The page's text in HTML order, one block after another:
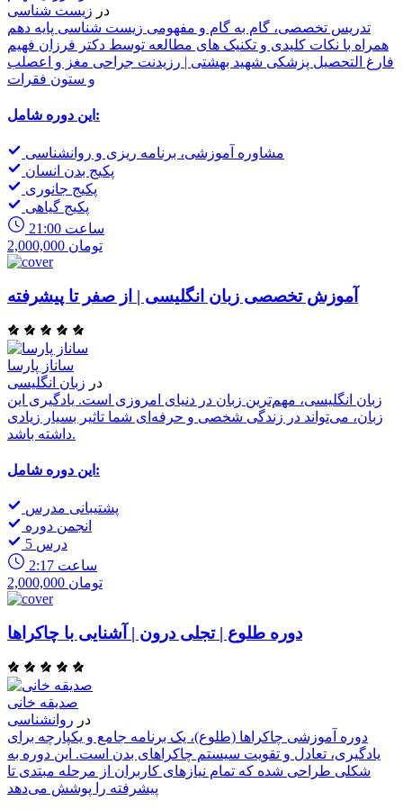
در زیست شناسی
تدریس تخصصی، گام به گام و مفهومی زیست شناسی پایه دهم
همراه با نکات کلیدی و تکنیک های مطالعه توسط دکتر فرزان فهیم
فارغ التحصیل پزشکی شهید بهشتی | رزیدنت جراحی مغز و اعصلب
و ستون فقرات
این دوره شامل:
مشاوره آموزشی، برنامه ریزی و روانشناسی
پکیج بدن انسان
پکیج جانوری
پکیج گیاهی
21:00 ساعت
2,000,000 تومان
آموزش تخصصی زبان انگلیسی | از صفر تا پیشرفته
ساناز پارسا
در زبان انگلیسی
زبان انگلیسی، مهم‌ترین زبان در دنیای امروزی است. یادگیری این
زبان، می‌تواند در زندگی شخصی و حرفه‌ای شما تاثیر بسیار زیادی
داشته باشد.
این دوره شامل:
پشتیبانی مدرس
انجمن دوره
5 درس
2:17 ساعت
2,000,000 تومان
دوره طلوع | تجلی درون | آشنایی با چاکراها
صدیقه خانی
در روانشناسی
دوره آموزشی چاکراها (طلوع)، یک برنامه جامع و یکپارچه برای
یادگیری، تعادل و تقویت سیستم چاکراهای بدن است. این دوره به
شکلی طراحی شده که تمام نیازهای کاربران از مرحله مبتدی تا
پیشرفته را پوشش می‌دهد